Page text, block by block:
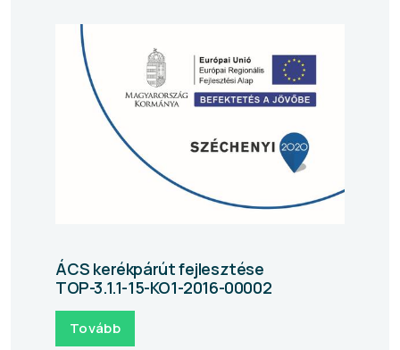
ÁCS kerékpárút fejlesztése
TOP-3.1.1-15-KO1-2016-00002
Tovább